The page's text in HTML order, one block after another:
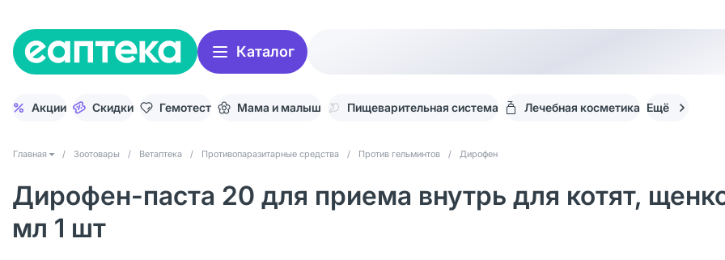
Каталог
Акции Скидки Гемотест Мама и малыш Пищеварительная система Лечебная косметика Ещё
Главная / Зоотовары / Ветаптека / Противопаразитарные средства / Против гельминтов / Дирофен
Дирофен-паста 20 для приема внутрь для котят,
мл 1 шт